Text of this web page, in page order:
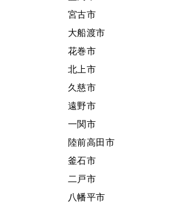
宮古市
大船渡市
花巻市
北上市
久慈市
遠野市
一関市
陸前高田市
釜石市
二戸市
八幡平市